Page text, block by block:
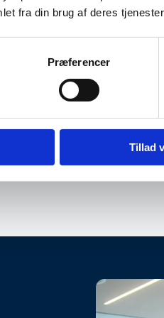
fra din brug af deres
Præferencer
Tillad
egentlig ud lige nu – og
helt almindelige
35, 7190 Billund